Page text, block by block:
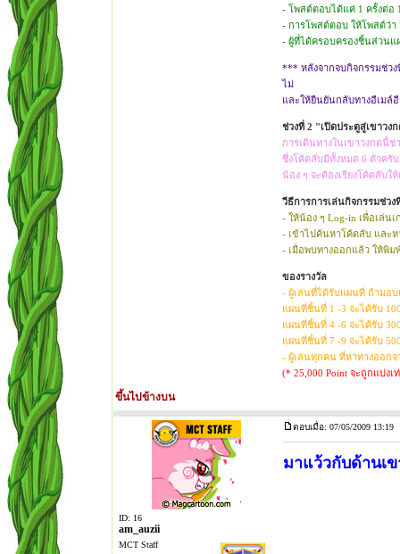
- โพสต์ตอบได้แค่ 1 ครั้งต่อ
- การโพสต์ตอบ ให้โพสต์ว่
- ผู้ที่ได้ครอบครองชิ้นส่วน
*** หลังจากจบกิจกรรมช่ว
ไม่
และให้ยืนยันกลับทางอีเมล์
ช่วงที่ 2 "เปิดประตูสู่เขาวง
การเดินทางในเขาวงกตนี้
ซึ่งโค้ดลับมีทั้งหมด 6 ตัวครั
น้อง ๆ จะต้องเรียงโค้ดลับ
วีธีการการเล่นกิจกรรมช่วง
- ให้น้อง ๆ Log-in เพื่อเล่นเ
- เข้าไปค้นหาโค้ดลับ และห
- เมื่อพบทางออกแล้ว ให้พิม
ของรางวัล
- ผู้เล่นที่ได้รับแผนที่ ถ้ามอบ
แผนที่ชิ้นที่ 1 -3 จะได้รับ
แผนที่ชิ้นที่ 4 -6 จะได้รับ
แผนที่ชิ้นที่ 7 -9 จะได้รับ
- ผู้เล่นทุกคน ที่หาทางออกจ
(* 25,000 Point จะถูกแบ่ง
ขึ้นไปข้างบน
ID: 16
am_auzii
MCT Staff
ตอบเมื่อ: 07/05/2009 13:19
มาแว้วกับด้านเ